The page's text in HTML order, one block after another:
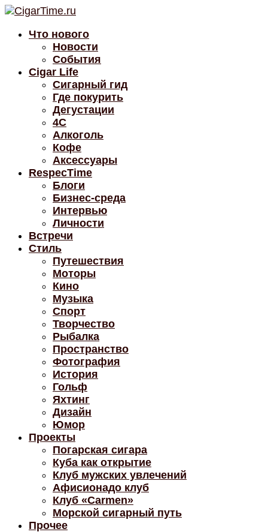
Что нового
Новости
События
Cigar Life
Сигарный гид
Где покурить
Дегустации
4C
Алкоголь
Кофе
Аксессуары
RespecTime
Блоги
Бизнес-среда
Интервью
Личности
Встречи
Стиль
Путешествия
Моторы
Кино
Музыка
Спорт
Творчество
Рыбалка
Пространство
Фотография
История
Гольф
Яхтинг
Дизайн
Юмор
Проекты
Погарская сигара
Куба как открытие
Клуб мужских увлечений
Афисионадо клуб
Клуб «Carmen»
Морской сигарный путь
Прочее